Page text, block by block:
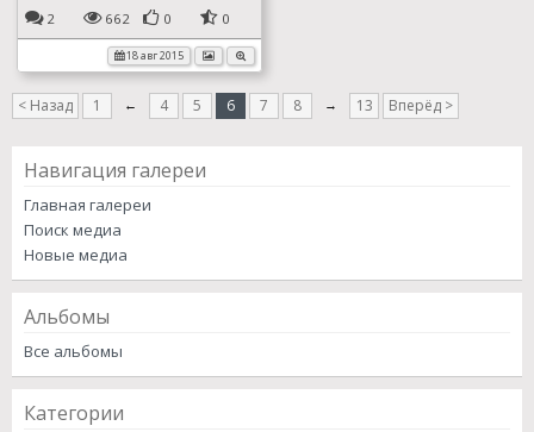
2 662 0 0
18 авг 2015
< Назад 1 ← 4 5 6 7 8 → 13 Вперёд >
Навигация галереи
Главная галереи
Поиск медиа
Новые медиа
Альбомы
Все альбомы
Категории